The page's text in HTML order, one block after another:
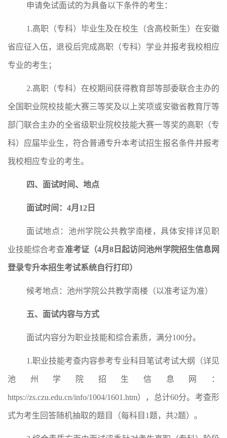
申请免试面试的为具备以下条件的考生 ：
1.高职（专科）毕业生及在校生（含高校新生）在安徽
省应征入伍，退役后完成高职（专科）学业并报考我校相应
专业的考生 ；
2.高职（专科）在校期间获得教育部等部委联合主办的
全国职业院校技能大赛三等奖及以上奖项或安徽省教育厅等
部门联合主办的全省级职业院校技能大赛一等奖的高职（专
科）应届毕业生，符合普通专升本考试招生报名条件并报考
我校相应专业的考生。
四、面试时间、地点
面试时间： 4月 12 日
面试地点： 池州学院公共教学南楼，具体安排详见职
业技能综合考查准考证（4月8 日起访问池州学院招生信息网
登录专升本招生考试系统自行打印）
候考地点：池州学院公共教学南楼（以准考证为准）
五、面试内容与方式
面试内容分为职业技能和综合素质，满分100分。
1.职业技能考查内容参考专业科目 笔试考试大纲 （详见
池州学院招生信息网：
https://zs.czu.edu.cn/info/1004/1601.htm） ，总计60分。考查形
式为考生回答随机抽取的题目 （每科目 1题，共2题） 。